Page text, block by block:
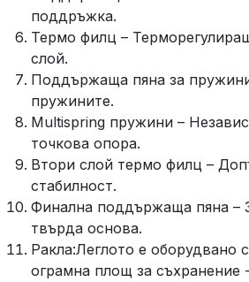
поддръжка.
Термо филц –
слой.
Поддържаща пяна за
пружините.
Multispring пружини –
точкова опора.
Втори слой термо филц –
стабилност.
Финална поддържаща пяна –
твърда основа.
Ракла:Леглото е оборудвано
ограмна площ за съхранение